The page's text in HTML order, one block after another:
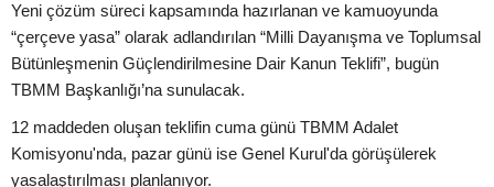
Yeni çözüm süreci kapsamında hazırlanan ve kamuoyunda
“çerçeve yasa” olarak adlandırılan “Milli Dayanışma ve Toplumsal
Bütünleşmenin Güçlendirilmesine Dair Kanun Teklifi”, bugün
TBMM Başkanlığı’na sunulacak.
12 maddeden oluşan teklifin cuma günü TBMM Adalet
Komisyonu'nda, pazar günü ise Genel Kurul'da görüşülerek
yasalaştırılması planlanıyor.